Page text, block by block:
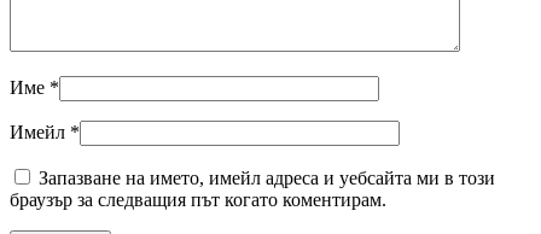
Име *
Имейл *
Запазване на името, имейл адреса и уебсайта ми в този
браузър за следващия път когато коментирам.